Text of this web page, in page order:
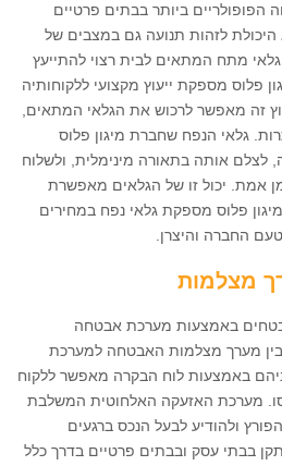
ביותר בבתים פרטיים
היכולת לזהות תנועה גם במצבים של
מתח המתאים לבית רצוי להתייעץ
מספקת ייעוץ מקצועי ללקוחותיה
זה מאפשר לרכוש את הגלאי המתאים,
גלאי הנפח שחברת מיגון פלוס
לצלם אותה בתאורה מינימלית, ולשלוח
אמת. יכול זו של הגלאים מאפשרת
פלוס מספקת גלאי נפח במחירים
החברה והיצרן.
מצלמות
באמצעות מערכת אבטחה
מערך מצלמות האבטחה למערכת
באמצעות לוח הבקרה מאפשר ללקוח
מערכת האזעקה האלחוטית המשלבת
ולהודיע לבעל הנכס ברגעים
בבתי עסק ובבתים פרטיים בדרך כלל